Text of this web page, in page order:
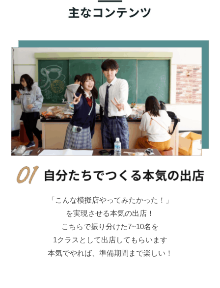
「こんな模擬店やってみたかった！」
を実現させる本気の出店！
こちらで振り分けた7~10名を
1クラスとして出店してもらいます
本気でやれば、準備期間まで楽しい！